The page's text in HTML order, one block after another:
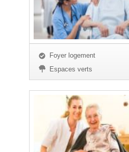
Foyer logement
Espaces verts